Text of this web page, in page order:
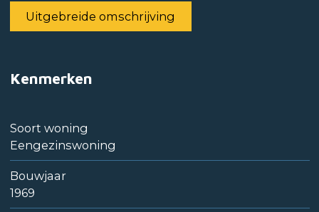
Uitgebreide omschrijving
Kenmerken
Soort woning
Eengezinswoning
Bouwjaar
1969